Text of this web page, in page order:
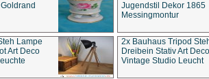
Jugendstil Dekor 1865
Messingmontur
Lampe
Art Deco
2x Bauhaus Tripod
Dreibein Stativ Art
Vintage Studio Leucht